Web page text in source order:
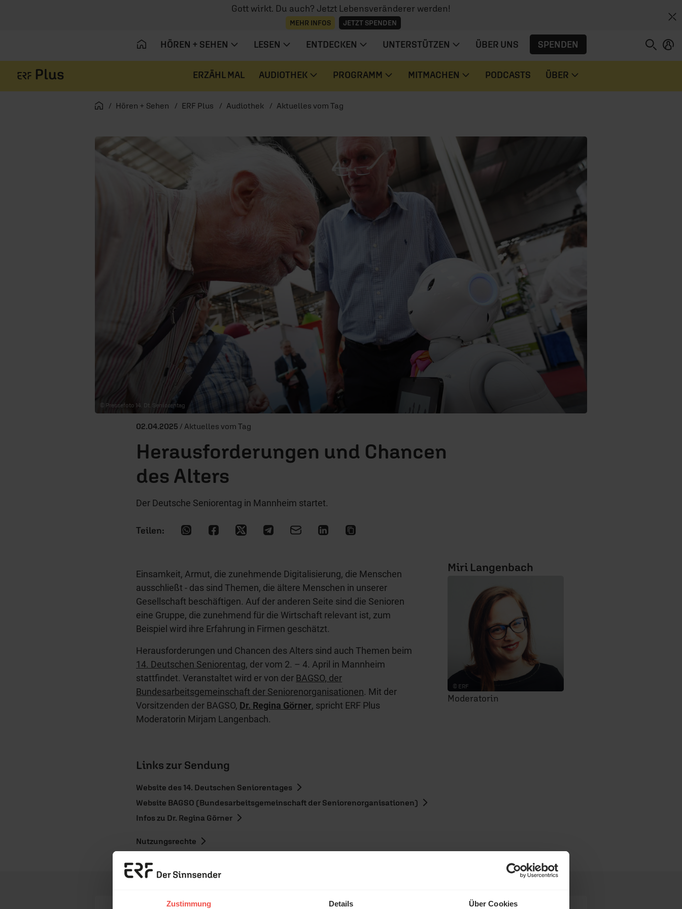
Zustimmung Details Über Cookies
Gott wirkt. Du auch? Jetzt Lebensveränderer werden!
MEHR INFOS JETZT SPENDEN
HÖREN + SEHEN LESEN ENTDECKEN UNTERSTÜTZEN ÜBER UNS SPENDEN
ERZÄHL MAL AUDIOTHEK PROGRAMM MITMACHEN PODCASTS ÜBER
Startseite
Hören + Sehen ERF Plus Audiothek Aktuelles vom Tag
© Pressefoto 14. Dt. Seniorentag
02.04.2025 / Aktuelles vom Tag
Herausforderungen und Chancen
des Alters
Der Deutsche Seniorentag in Mannheim startet.
Einsamkeit, Armut, die zunehmende Digitalisierung, die Menschen
ausschließt - das sind Themen, die ältere Menschen in unserer
Gesellschaft beschäftigen. Auf der anderen Seite sind die Senioren
eine Gruppe, die zunehmend für die Wirtschaft relevant ist, zum
Beispiel wird ihre Erfahrung in Firmen geschätzt.
Herausforderungen und Chancen des Alters sind auch Themen beim
14. Deutschen Seniorentag, der vom 2. – 4. April in Mannheim
stattfindet. Veranstaltet wird er von der BAGSO, der
Bundesarbeitsgemeinschaft der Seniorenorganisationen. Mit der
Vorsitzenden der BAGSO, Dr. Regina Görner, spricht ERF Plus
Moderatorin Mirjam Langenbach.
Miri Langenbach
© ERF
Moderatorin
Links zur Sendung
Website des 14. Deutschen Seniorentages
Website BAGSO (Bundesarbeitsgemeinschaft der Seniorenorganisationen)
Infos zu Dr. Regina Görner
Nutzungsrechte
Erzähl mal!
Das erleben unsere Hörerinnen